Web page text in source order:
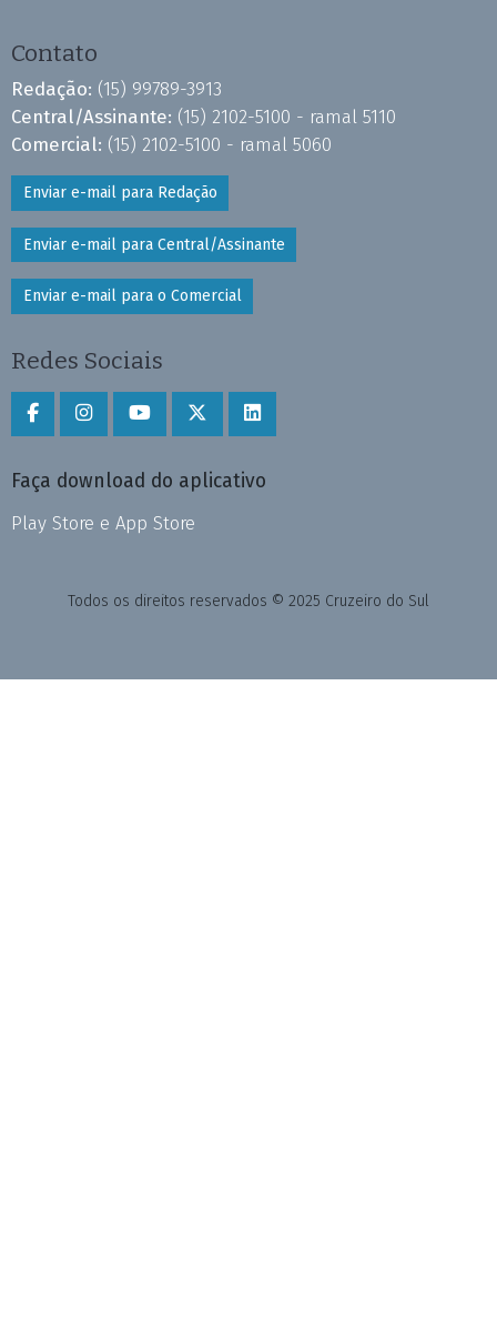
Contato
Redação: (15) 99789-3913
Central/Assinante: (15) 2102-5100 - ramal 5110
Comercial: (15) 2102-5100 - ramal 5060
Enviar e-mail para Redação
Enviar e-mail para Central/Assinante
Enviar e-mail para o Comercial
Redes Sociais
Faça download do aplicativo
Play Store e App Store
Todos os direitos reservados © 2025 Cruzeiro do Sul